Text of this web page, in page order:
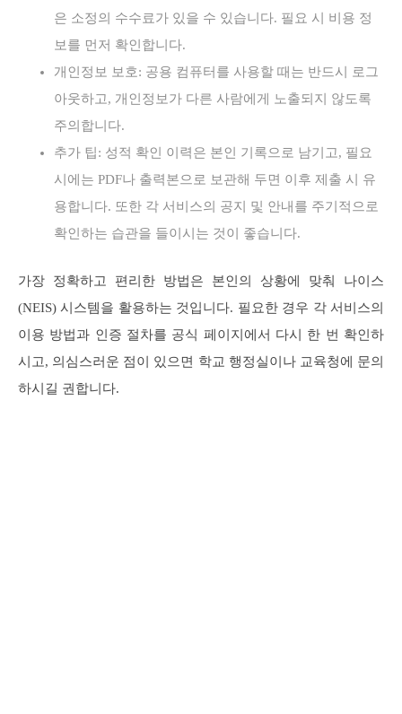
은 소정의 수수료가 있을 수 있습니다. 필요 시 비용 정
보를 먼저 확인합니다.
개인정보 보호: 공용 컴퓨터를 사용할 때는 반드시 로그
아웃하고, 개인정보가 다른 사람에게 노출되지 않도록
주의합니다.
추가 팁: 성적 확인 이력은 본인 기록으로 남기고, 필요
시에는 PDF나 출력본으로 보관해 두면 이후 제출 시 유
용합니다. 또한 각 서비스의 공지 및 안내를 주기적으로
확인하는 습관을 들이시는 것이 좋습니다.
가장 정확하고 편리한 방법은 본인의 상황에 맞춰 나이스
(NEIS) 시스템을 활용하는 것입니다. 필요한 경우 각 서비스의
이용 방법과 인증 절차를 공식 페이지에서 다시 한 번 확인하
시고, 의심스러운 점이 있으면 학교 행정실이나 교육청에 문의
하시길 권합니다.